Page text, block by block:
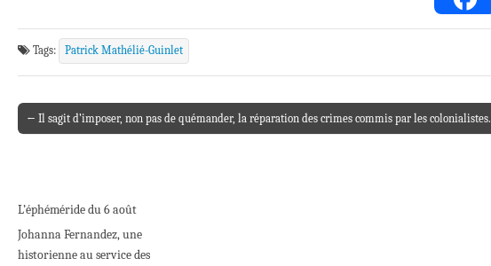
Tags: Patrick Mathélié-Guinlet
Post navigation
← Il sagit d’imposer, non pas de quémander, la réparation des crimes commis par les colonialistes.
L’éphéméride du 6 août
Johanna Fernandez, une
historienne au service des